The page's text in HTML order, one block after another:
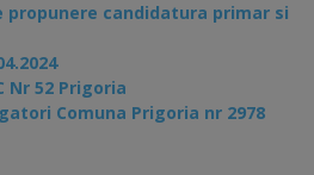
propunere candidatura primar si
Nr 52 Prigoria
Comuna Prigoria nr 2978